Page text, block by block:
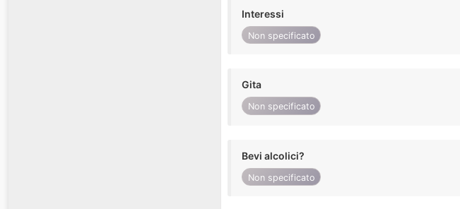
Interessi
Non specificato
Gita
Non specificato
Bevi alcolici?
Non specificato